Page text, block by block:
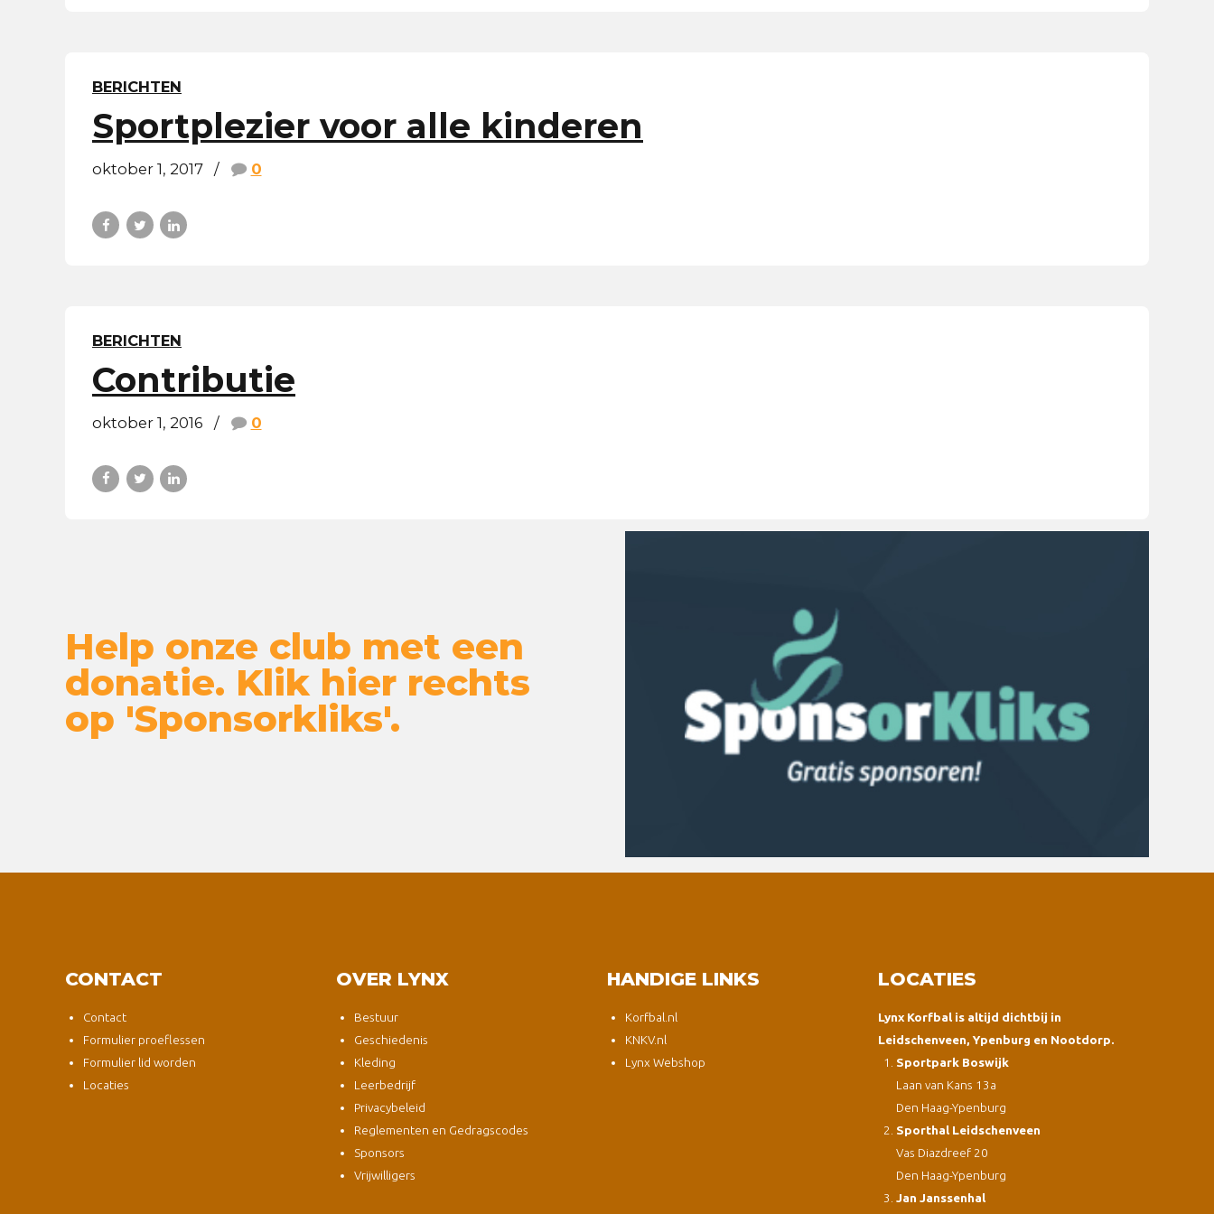
BERICHTEN
Sportplezier voor alle kinderen
oktober 1, 2017 0
BERICHTEN
Contributie
oktober 1, 2016 0
Help onze club met een
donatie. Klik hier rechts
op 'Sponsorkliks'.
CONTACT
Contact
Formulier proeflessen
Formulier lid worden
Locaties
OVER LYNX
Bestuur
Geschiedenis
Kleding
Leerbedrijf
Privacybeleid
Reglementen en Gedragscodes
Sponsors
Vrijwilligers
HANDIGE LINKS
Korfbal.nl
KNKV.nl
Lynx Webshop
LOCATIES
Lynx Korfbal is altijd dichtbij in
Leidschenveen, Ypenburg en Nootdorp.
Sportpark Boswijk
Laan van Kans 13a
Den Haag-Ypenburg
Sporthal Leidschenveen
Vas Diazdreef 20
Den Haag-Ypenburg
Jan Janssenhal